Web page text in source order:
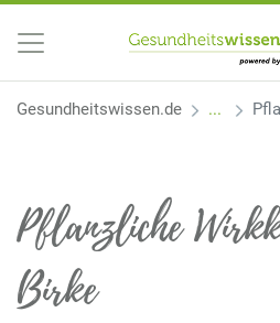
Gesundheitswissen.de
Pflanzliche
Birke